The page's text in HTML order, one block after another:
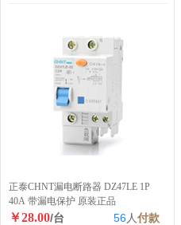
正泰CHNT漏电断路器 DZ47LE 1P
40A 带漏电保护 原装正品
￥28.00/台 56人付款